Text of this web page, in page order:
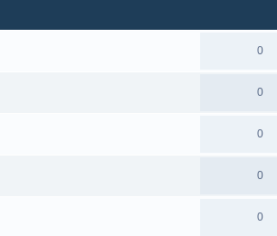
0
0
0
0
0